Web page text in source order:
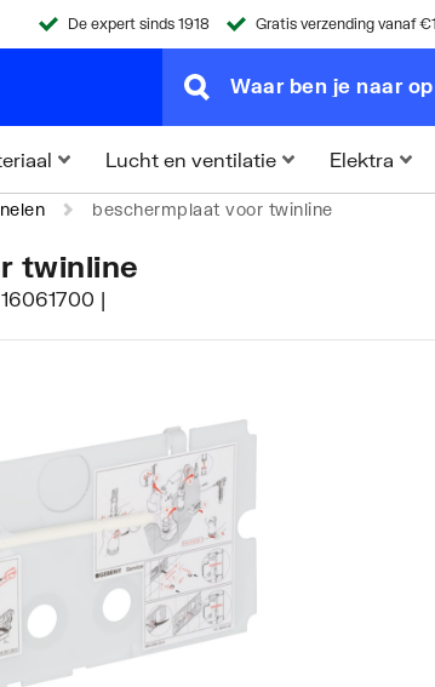
De expert sinds 1918 Gratis verzending vanaf
Lucht en ventilatie Elektra
beschermplaat voor twinline
twinline
|